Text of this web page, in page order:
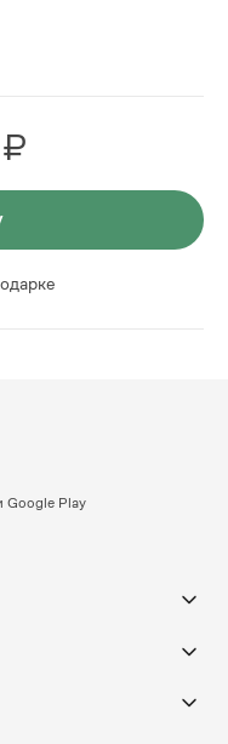
Google Play